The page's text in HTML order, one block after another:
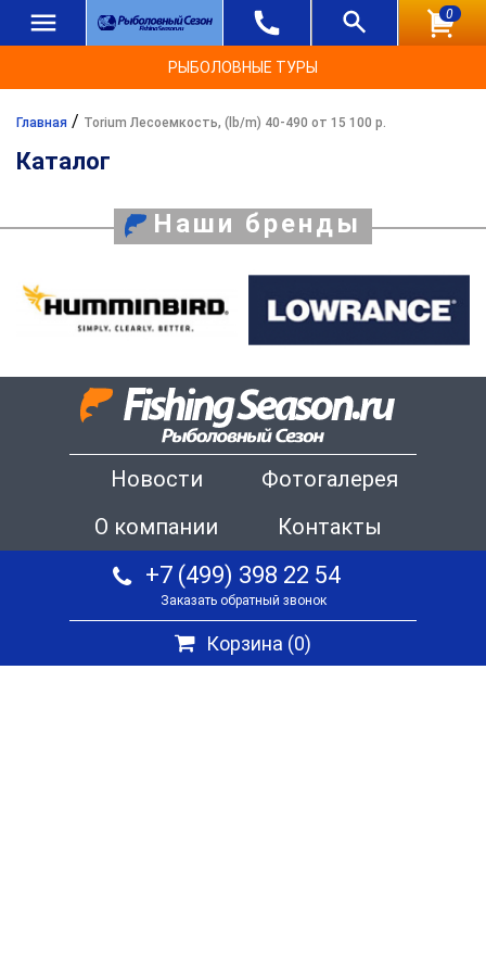
0
РЫБОЛОВНЫЕ ТУРЫ
Главная / Torium Лесоемкость, (lb/m) 40-490 от 15 100 р.
Каталог
Наши бренды
Новости
Фотогалерея
О компании
Контакты
+7 (499) 398 22 54
Заказать обратный звонок
Корзина (0)